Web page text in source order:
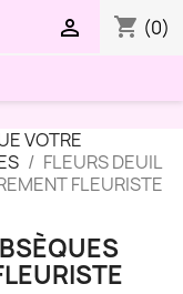
shopping_cart (0)

VOTRE
FLEURS DEUIL
FLEURISTE